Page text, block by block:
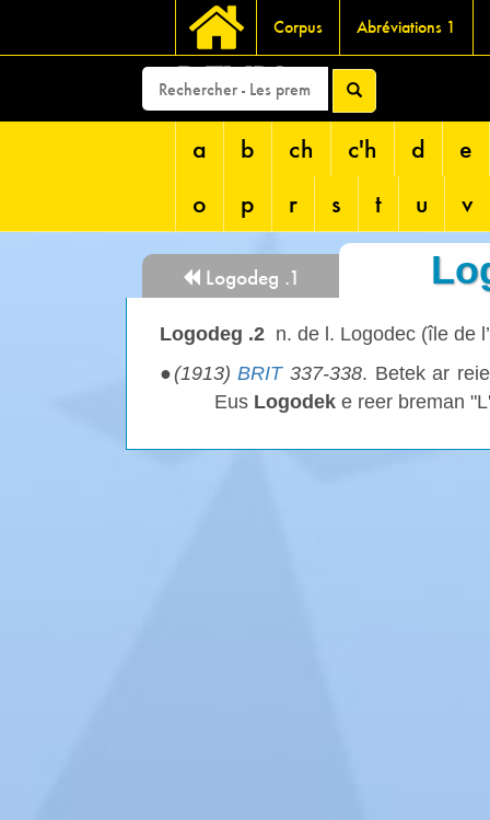
Corpus Abréviations 1
DEVRI
a b ch c'h d
e
o
p r s t u v
Logodeg .1
Logodeg .2 n. de l. Logodec (île de
●(1913)BRIT337-338. Betek ar
Eus Logodek e reer breman